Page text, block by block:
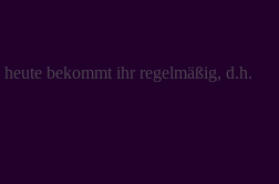
bekommt ihr regelmäßig, d.h.